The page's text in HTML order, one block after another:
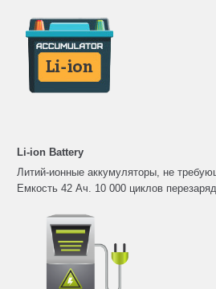
Li-ion Battery
Литий-ионные аккумуляторы, не
Емкость 42 Ач. 10 000 циклов